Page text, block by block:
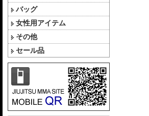
バッグ
女性用アイテム
その他
セール品